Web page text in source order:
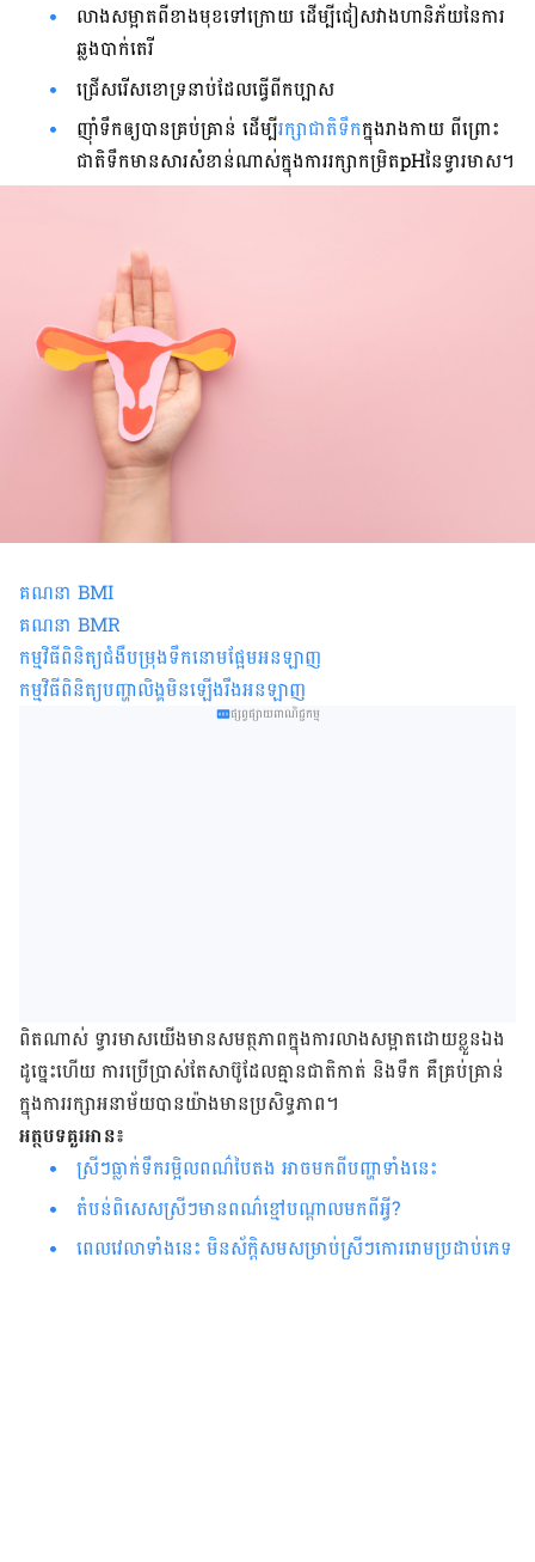
​លាង​សម្អាត​ពី​ខាង​មុខ​ទៅ​ក្រោយ​ ដើម្បី​ជៀសវាង​ហានិភ័យ​នៃ​ការ​
ឆ្លង​បាក់តេរី
​ជ្រើសរើស​ខោ​ទ្រនាប់​ដែល​ធ្វើ​ពី​កប្បាស
​ញ៉ាំ​ទឹក​ឲ្យ​បាន​គ្រប់គ្រាន់​ ដើម្បី​រក្សា​ជាតិ​ទឹក​ក្នុង​រាងកាយ​ ពីព្រោះ​
ជាតិ​ទឹក​មាន​សារសំខាន់​ណាស់​ក្នុង​ការ​រក្សា​កម្រិត​pH​នៃ​ទ្វារ​មាស​។
គណនា BMI
គណនា BMR
កម្មវិធីពិនិត្យជំងឺបម្រុងទឹកនោមផ្អែមអនឡាញ
កម្មវិធីពិនិត្យ​បញ្ហាលិង្គមិនឡើងរឹងអនឡាញ
ផ្សព្វផ្សាយពាណិជ្ជកម្ម
ពិត​ណាស់​ ទ្វារ​មាស​យើង​មាន​សមត្ថភាព​ក្នុង​ការ​លាង​សម្អាត​ដោយ​ខ្លួន​ឯង
ដូច្នេះ​ហើយ​ ការ​ប្រើប្រាស់​តែ​សាប៊ូ​ដែល​គ្មាន​ជាតិ​កាត់​ និង​ទឹក​ គឺ​គ្រប់គ្រាន់​
ក្នុង​ការ​រក្សា​អនាម័យ​បាន​យ៉ាង​មាន​ប្រសិទ្ធភាព​។
អត្ថបទ​គួរ​អាន៖
ស្រី​ៗ​ធ្លាក់​ទឹក​រម្អិល​ពណ៌​បៃតង អាច​មក​ពី​បញ្ហា​ទាំង​នេះ​​​​​​​​​​​​​​​​​​​​​​​​​​​​​​​​​​​​​​​​​​​​​​​​​​​​​​​​​​​​​​​​​​​
តំបន់​ពិសេស​ស្រី​ៗ​មាន​ពណ៌​​ខ្មៅ​បណ្ដាល​មក​ពី​អ្វី​?
ពេលវេលាទាំងនេះ មិនស័ក្ដិសមសម្រាប់ស្រីៗកោររោមប្រដាប់ភេទ